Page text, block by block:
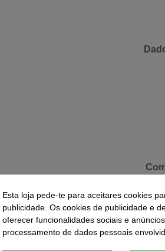
16 Outros
Esta loja pede-te para aceitares cookies
publicidade. Os cookies de publicidade e
oferecer funcionalidades sociais e
processamento de dados pessoais